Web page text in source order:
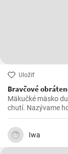
Uložiť
Bravčové
Mäkučké mäsko
chutí. Nazývame
rezne.
Iwa